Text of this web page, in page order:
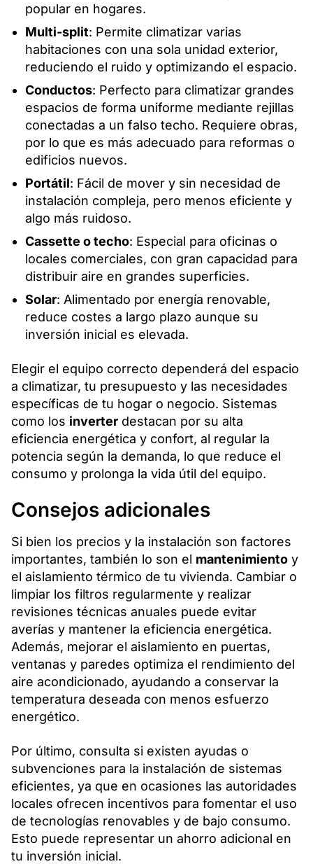
popular en hogares.
Multi-split: Permite climatizar varias
habitaciones con una sola unidad exterior,
reduciendo el ruido y optimizando el espacio.
Conductos: Perfecto para climatizar grandes
espacios de forma uniforme mediante rejillas
conectadas a un falso techo. Requiere obras,
por lo que es más adecuado para reformas o
edificios nuevos.
Portátil: Fácil de mover y sin necesidad de
instalación compleja, pero menos eficiente y
algo más ruidoso.
Cassette o techo: Especial para oficinas o
locales comerciales, con gran capacidad para
distribuir aire en grandes superficies.
Solar: Alimentado por energía renovable,
reduce costes a largo plazo aunque su
inversión inicial es elevada.
Elegir el equipo correcto dependerá del espacio
a climatizar, tu presupuesto y las necesidades
específicas de tu hogar o negocio. Sistemas
como los inverter destacan por su alta
eficiencia energética y confort, al regular la
potencia según la demanda, lo que reduce el
consumo y prolonga la vida útil del equipo.
Consejos adicionales
Si bien los precios y la instalación son factores
importantes, también lo son el mantenimiento y
el aislamiento térmico de tu vivienda. Cambiar o
limpiar los filtros regularmente y realizar
revisiones técnicas anuales puede evitar
averías y mantener la eficiencia energética.
Además, mejorar el aislamiento en puertas,
ventanas y paredes optimiza el rendimiento del
aire acondicionado, ayudando a conservar la
temperatura deseada con menos esfuerzo
energético.
Por último, consulta si existen ayudas o
subvenciones para la instalación de sistemas
eficientes, ya que en ocasiones las autoridades
locales ofrecen incentivos para fomentar el uso
de tecnologías renovables y de bajo consumo.
Esto puede representar un ahorro adicional en
tu inversión inicial.